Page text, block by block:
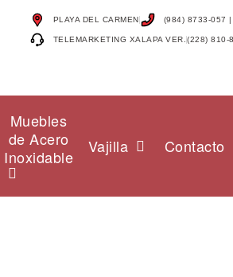
PLAYA DEL CARMEN (984) 8733-057
TELEMARKETING XALAPA VER. (228) 810-
Muebles
de Acero
Inoxidable
Vajilla Contacto